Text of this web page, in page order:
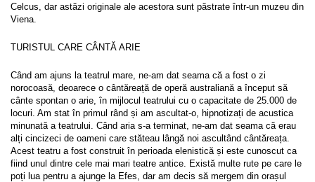
Celcus, dar astăzi originale ale acestora sunt păstrate într-un muzeu din
Viena.
TURISTUL CARE CÂNTĂ ARIE
Când am ajuns la teatrul mare, ne-am dat seama că a fost o zi
norocoasă, deoarece o cântăreață de operă australiană a început să
cânte spontan o arie, în mijlocul teatrului cu o capacitate de 25.000 de
locuri. Am stat în primul rând și am ascultat-o, hipnotizați de acustica
minunată a teatrului. Când aria s-a terminat, ne-am dat seama că erau
alți cincizeci de oameni care stăteau lângă noi ascultând cântăreața.
Acest teatru a fost construit în perioada elenistică și este cunoscut ca
fiind unul dintre cele mai mari teatre antice. Există multe rute pe care le
poți lua pentru a ajunge la Efes, dar am decis să mergem din orașul